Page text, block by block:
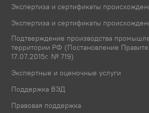
Экспертиза и сертификаты
Экспертиза и сертификаты
Подтверждение производства
территории РФ (Постановление
17.07.2015г. № 719)
Экспертные и оценочные услуги
Поддержка ВЭД
Правовая поддержка